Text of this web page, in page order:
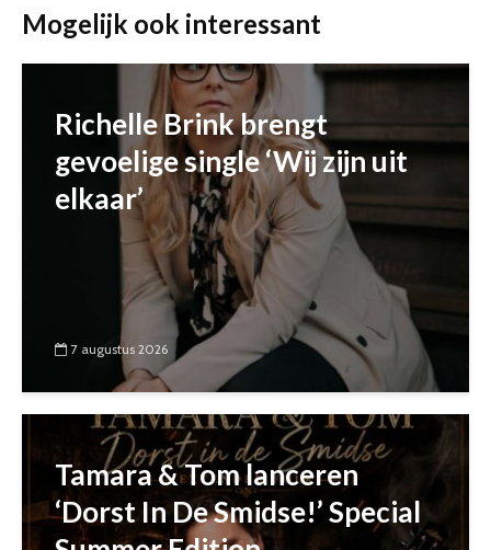
Mogelijk ook interessant
Richelle Brink brengt
gevoelige single ‘Wij zijn uit
elkaar’
7 augustus 2026
Tamara & Tom lanceren
‘Dorst In De Smidse!’ Special